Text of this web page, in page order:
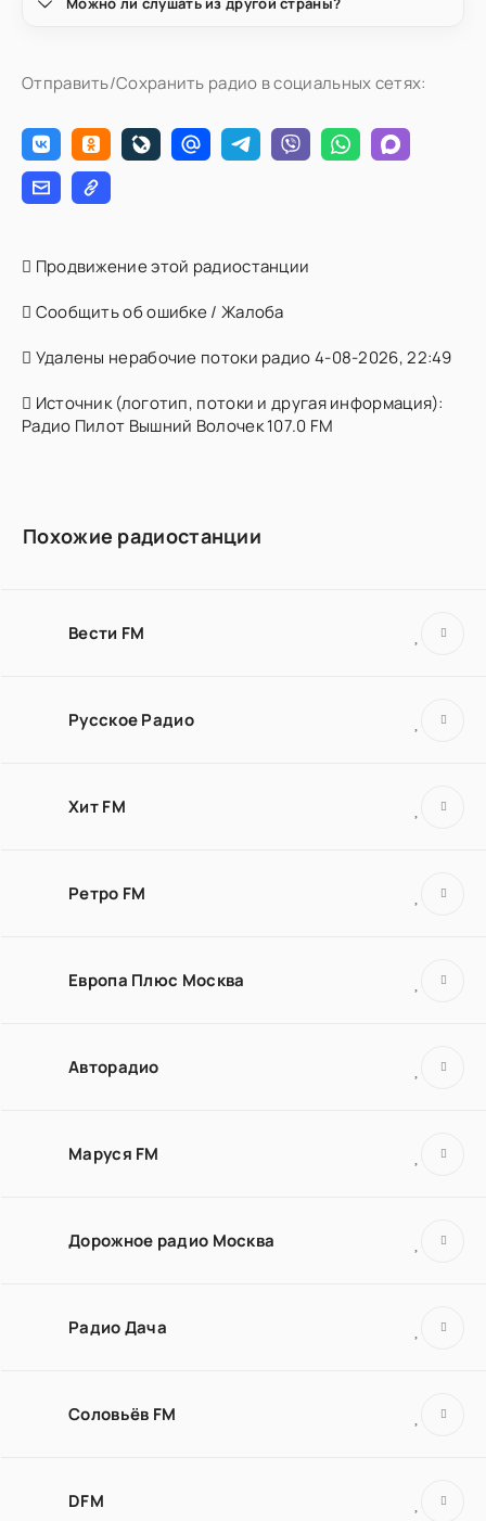
Отправить/Сохранить радио в социальных сетях:
Продвижение этой радиостанции
Сообщить об ошибке / Жалоба
Удалены нерабочие потоки радио 4-08-2026, 22:49
Источник (логотип, потоки и другая информация):
Радио Пилот Вышний Волочек 107.0 FM
Похожие радиостанции
Вести FM
Русское Радио
Хит FM
Ретро FM
Европа Плюс Москва
Авторадио
Маруся FM
Дорожное радио Москва
Радио Дача
Соловьёв FM
DFM